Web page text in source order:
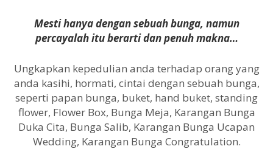
Mesti hanya dengan sebuah bunga, namun
percayalah itu berarti dan penuh makna…
Ungkapkan kepedulian anda terhadap orang yang
anda kasihi, hormati, cintai dengan sebuah bunga,
seperti papan bunga, buket, hand buket, standing
flower, Flower Box, Bunga Meja, Karangan Bunga
Duka Cita, Bunga Salib, Karangan Bunga Ucapan
Wedding, Karangan Bunga Congratulation.